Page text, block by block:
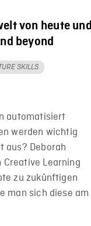
von heute und
beyond
SKILLS
automatisiert
werden wichtig
aus? Deborah
Creative Learning
zu zukünftigen
man sich diese am